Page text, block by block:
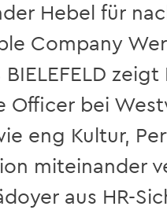
Hebel für
Company
BIELEFELD
Officer bei
eng Kultur,
miteinander
aus HR-